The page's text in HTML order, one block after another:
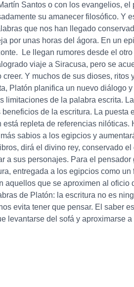
Santos o con los evangelios,
su amanecer filosófico. Y
que nos han llegado
por unas horas del ágora. En un
Le llegan rumores desde el
viaje a Siracusa, pero se
Y muchos de sus dioses, ritos
Platón planifica un nuevo diálogo
limitaciones de la palabra escrita.
de la escritura. La puesta
repleta de referencias nilóticas.
sabios a los egipcios y
dirá el divino rey, conservado
a sus personajes. Para el pensador
entregada a los egipcios como un
que se aproximen al oficio
de Platón: la escritura no es
evita tener que pensar. El saber
levantarse del sofá y aproximarse